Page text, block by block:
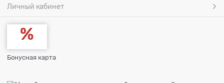
Личный кабинет
Бонусная карта